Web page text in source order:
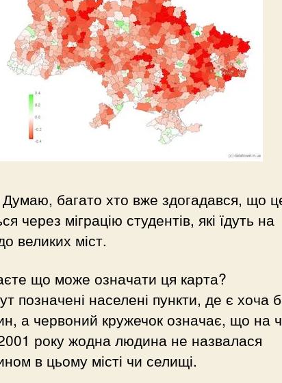
багато хто вже здогадався, що
через міграцію студентів, які їдуть на
великих міст.
що може означати ця карта?
позначені населені пункти, де є хоча
а червоний кружечок означає, що на
року жодна людина не назвалася
в цьому місті чи селищі.